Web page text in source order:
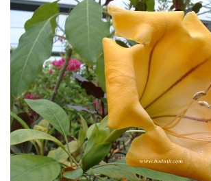
BRUGMANSIAS
PLANTES
RUSTIQUES
PLANTES
RETOMBANTES
CACTÉES
-
PLANTES
GRASSES